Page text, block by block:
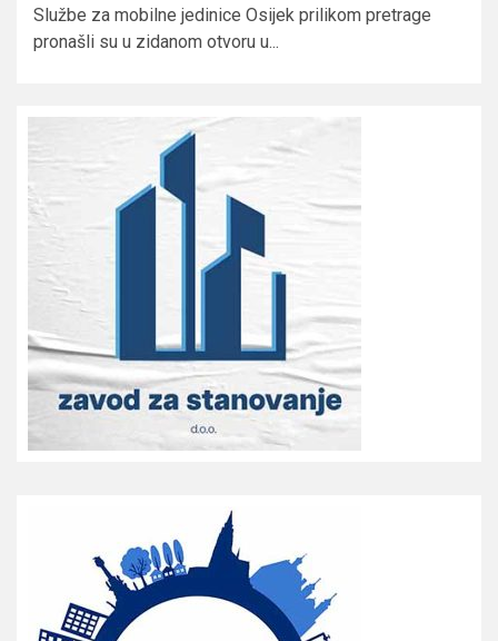
Službe za mobilne jedinice Osijek prilikom pretrage
pronašli su u zidanom otvoru u...